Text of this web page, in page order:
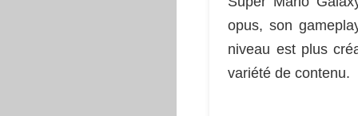
opus, son
niveau est plus
variété de contenu.